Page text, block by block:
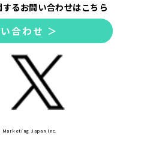
るお問い合わせはこちら
合わせ ＞
Marketing Japan Inc.